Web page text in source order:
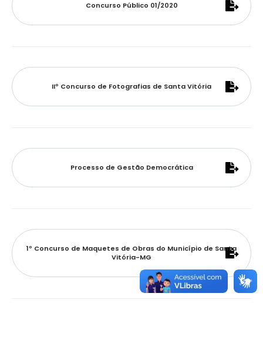
Concurso Público 01/2020
IIº Concurso de Fotografias de Santa Vitória
Processo de Gestão Democrática
1º Concurso de Maquetes de Obras do Município de Santa
Vitória-MG